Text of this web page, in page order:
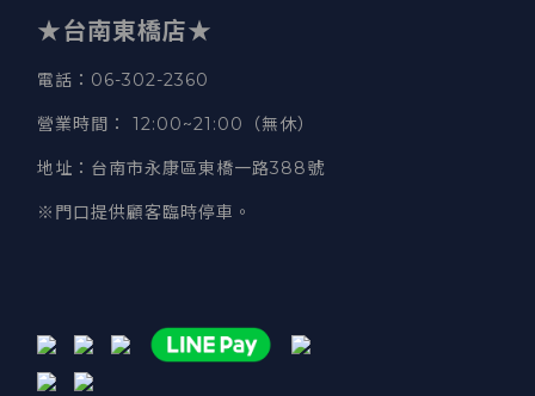
★台南東橋店★
電話 ：06-302-2360
營業時間 ： 12:00~21:00（無休）
地址 ：台南市永康區東橋一路388號
※門口提供顧客臨時停車。